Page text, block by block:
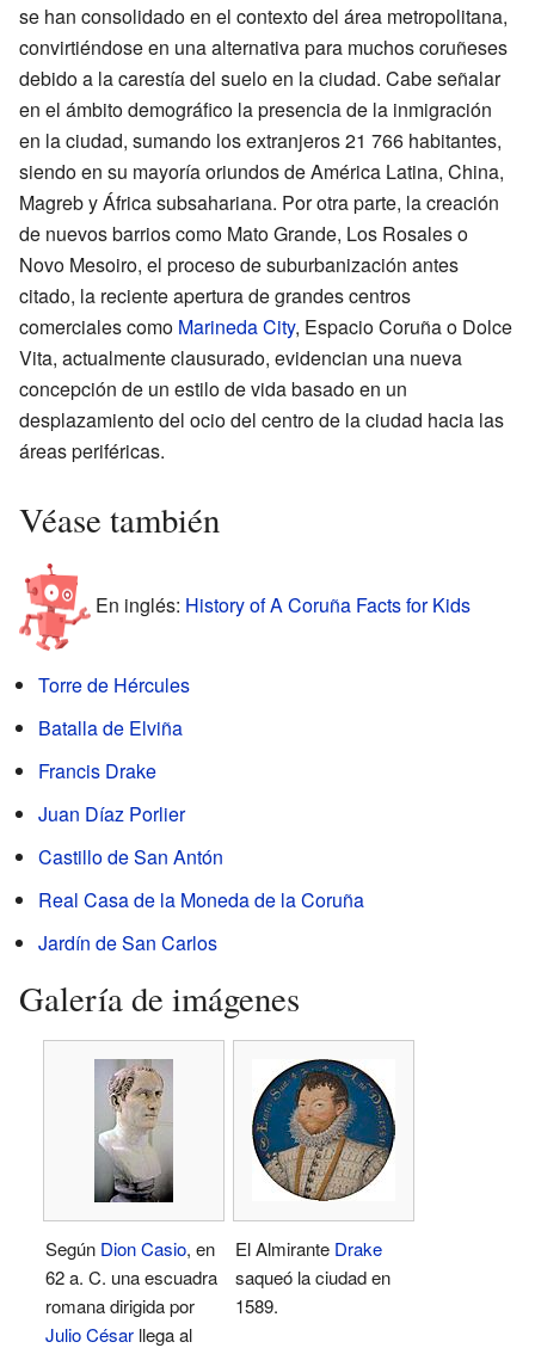
se han consolidado en el contexto del área metropolitana,
convirtiéndose en una alternativa para muchos coruñeses
debido a la carestía del suelo en la ciudad. Cabe señalar
en el ámbito demográfico la presencia de la inmigración
en la ciudad, sumando los extranjeros 21 766 habitantes,
siendo en su mayoría oriundos de América Latina, China,
Magreb y África subsahariana. Por otra parte, la creación
de nuevos barrios como Mato Grande, Los Rosales o
Novo Mesoiro, el proceso de suburbanización antes
citado, la reciente apertura de grandes centros
comerciales como Marineda City, Espacio Coruñao Dolce
Vita, actualmente clausurado, evidencian una nueva
concepción de un estilo de vida basado en un
desplazamiento del ocio del centro de la ciudad hacia las
áreas periféricas.
Véase también
En inglés: History of A Coruña Facts for Kids
Torre de Hércules
Batalla de Elviña
Francis Drake
Juan Díaz Porlier
Castillo de San Antón
Real Casa de la Moneda de la Coruña
Jardín de San Carlos
Galería de imágenes
Según Dion Casio, en
62 a. C. una escuadra
romana dirigida por
Julio César llega al
El Almirante Drake
saqueó la ciudad en
1589.